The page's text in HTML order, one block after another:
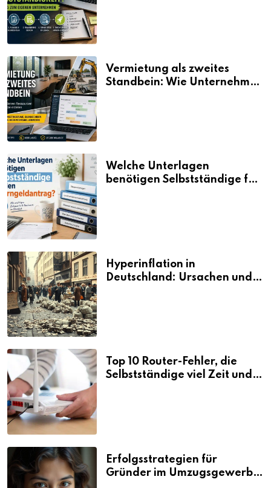
Vermietung als zweites
Standbein: Wie Unternehmen
Welche Unterlagen
benötigen Selbstständige für
Hyperinflation in
Deutschland: Ursachen und
Top 10 Router-Fehler, die
Selbstständige viel Zeit und
Erfolgsstrategien für
Gründer im Umzugsgewerbe